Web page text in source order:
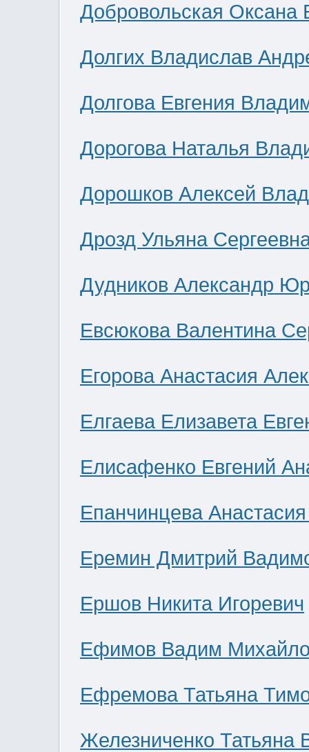
Добровольская Оксана
Долгих Владислав
Долгова Евгения
Дорогова Наталья
Дорошков Алексей
Дрозд Ульяна
Дудников Александр
Евсюкова Валентина
Егорова Анастасия
Елгаева Елизавета
Елисафенко Евгений
Епанчинцева
Еремин Дмитрий
Ершов Никита Игоревич
Ефимов Вадим
Ефремова Татьяна
Железниченко Татьяна